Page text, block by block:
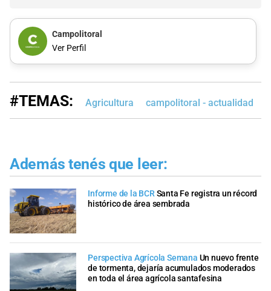
Campolitoral
Ver Perfil
#TEMAS: Agricultura campolitoral - actualidad
Además tenés que leer:
Informe de la BCRSanta Fe registra un récord
histórico de área sembrada
Perspectiva Agrícola Semana Un nuevo frente
de tormenta, dejaría acumulados moderados
en toda el área agrícola santafesina